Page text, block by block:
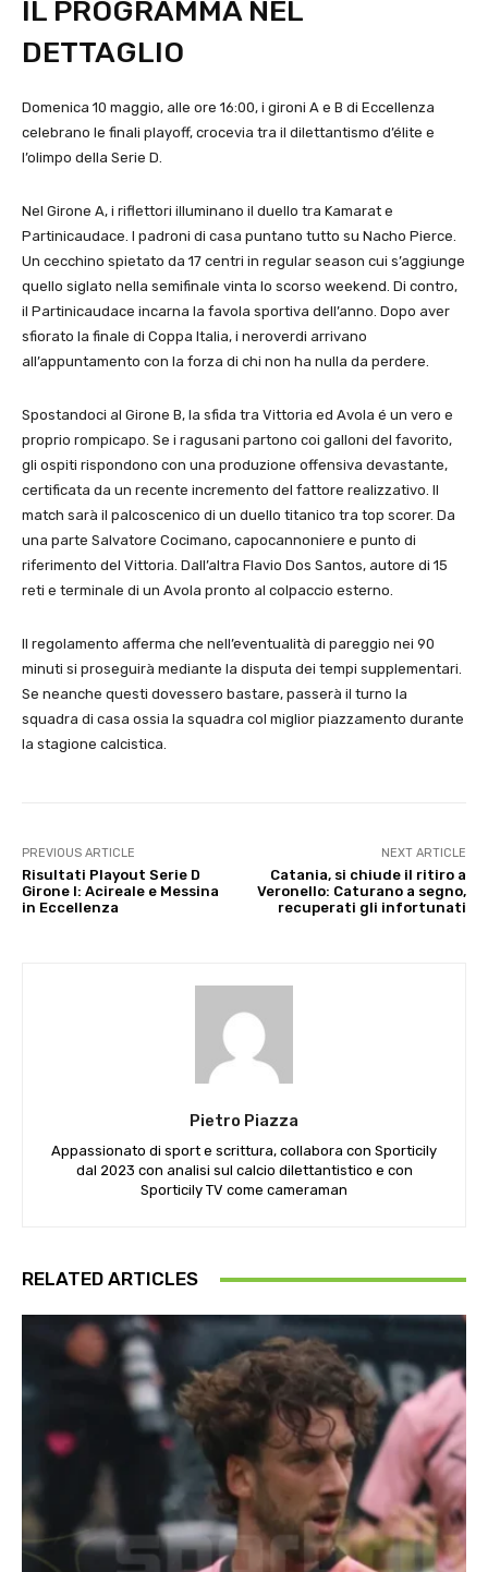
IL PROGRAMMA NEL
DETTAGLIO
Domenica 10 maggio, alle ore 16:00, i gironi A e B di Eccellenza
celebrano le finali playoff, crocevia tra il dilettantismo d’élite e
l’olimpo della Serie D.
​Nel Girone A, i riflettori illuminano il duello tra Kamarat e
Partinicaudace. I padroni di casa puntano tutto su Nacho Pierce.
Un cecchino spietato da 17 centri in regular season cui s’aggiunge
quello siglato nella semifinale vinta lo scorso weekend. Di contro,
il Partinicaudace incarna la favola sportiva dell’anno. Dopo aver
sfiorato la finale di Coppa Italia, i neroverdi arrivano
all’appuntamento con la forza di chi non ha nulla da perdere.
​Spostandoci al Girone B, la sfida tra Vittoria ed Avola é un vero e
proprio rompicapo. Se i ragusani partono coi galloni del favorito,
gli ospiti rispondono con una produzione offensiva devastante,
certificata da un recente incremento del fattore realizzativo. Il
match sarà il palcoscenico di un duello titanico tra top scorer. Da
una parte Salvatore Cocimano, capocannoniere e punto di
riferimento del Vittoria. Dall’altra Flavio Dos Santos, autore di 15
reti e terminale di un Avola pronto al colpaccio esterno.
Il regolamento afferma che nell’eventualità di pareggio nei 90
minuti si proseguirà mediante la disputa dei tempi supplementari.
Se neanche questi dovessero bastare, passerà il turno la
squadra di casa ossia la squadra col miglior piazzamento durante
la stagione calcistica.
PREVIOUS ARTICLE
Risultati Playout Serie D
Girone I: Acireale e Messina
in Eccellenza
NEXT ARTICLE
Catania, si chiude il ritiro a
Veronello: Caturano a segno,
recuperati gli infortunati
Pietro Piazza
Appassionato di sport e scrittura, collabora con Sporticily
dal 2023 con analisi sul calcio dilettantistico e con
Sporticily TV come cameraman
RELATED ARTICLES